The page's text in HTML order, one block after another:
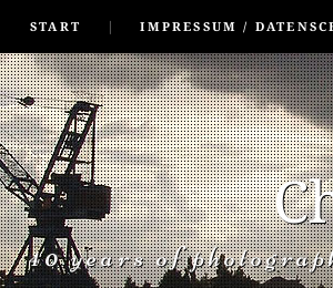
START
IMPRESSUM /
40 years of